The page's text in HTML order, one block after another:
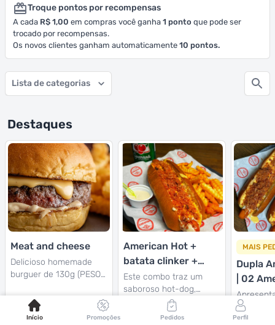
Troque pontos por recompensas
A cada R$ 1,00 em compras você ganha 1 ponto que pode ser
trocado por recompensas.
Os novos clientes ganham automaticamente 10 pontos.
Lista de categorias
Destaques
Meat and cheese
Delicioso homemade
burguer de 130g (PESO
acompanhado de creme
de cheddar artesanal,
American Hot +
batata clinker +
refri 350ml
Este combo traz um
saboroso hot-dog,
generosamente
recheado com duas
MAIS
Dupla
| 02
Com
para os
Início Promoções Pedidos Perfil